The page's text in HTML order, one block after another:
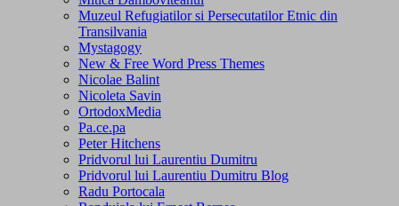
Muzeul Refugiatilor si Persecutatilor Etnic din
Transilvania
Mystagogy
New & Free Word Press Themes
Nicolae Balint
Nicoleta Savin
OrtodoxMedia
Pa.ce.pa
Peter Hitchens
Pridvorul lui Laurentiu Dumitru
Pridvorul lui Laurentiu Dumitru Blog
Radu Portocala